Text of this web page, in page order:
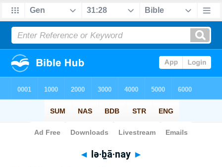
Bible> Strong's > Hebrew
◄ lə·ḇā·nay ►